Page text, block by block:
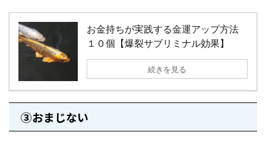
お金持ちが実践する金運アップ方法
１０個【爆裂サブリミナル効果】
続きを見る
③おまじない